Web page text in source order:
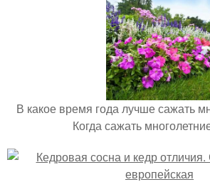
В какое время года лучше сажать
Когда сажать